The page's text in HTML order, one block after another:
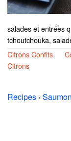
salades et entrées
tchoutchouka,
Citrons Confits
Citrons
Recipes › Saumon